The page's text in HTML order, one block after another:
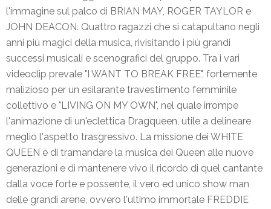
l'immagine sul palco di BRIAN MAY, ROGER TAYLOR e
JOHN DEACON. Quattro ragazzi che si catapultano negli
anni più magici della musica, rivisitando i più grandi
successi musicali e scenografici del gruppo. Tra i vari
videoclip prevale "I WANT TO BREAK FREE", fortemente
malizioso per un esilarante travestimento femminile
collettivo e "LIVING ON MY OWN", nel quale irrompe
l'animazione di un'eclettica Dragqueen, utile a delineare
meglio l'aspetto trasgressivo. La missione dei WHITE
QUEEN è di tramandare la musica dei Queen alle nuove
generazioni e di mantenere vivo il ricordo di quel cantante
dalla voce forte e possente, il vero ed unico show man
delle grandi arene, ovvero l'ultimo immortale FREDDIE